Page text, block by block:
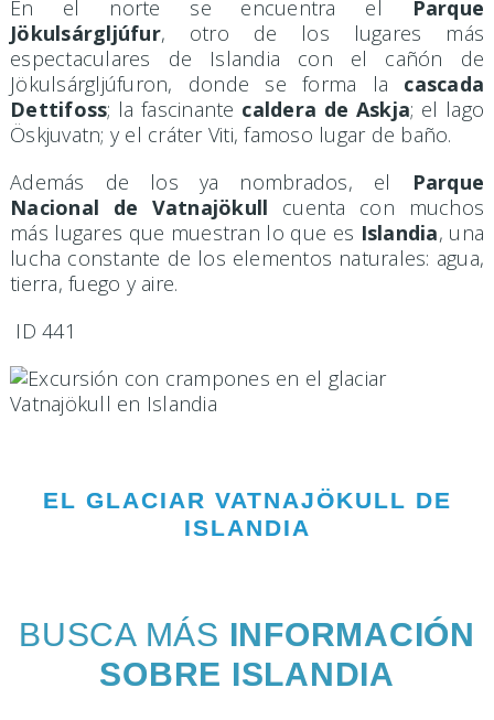
En el norte se encuentra el
Parque
Jökulsárgljúfur, otro de los lugares más
espectaculares de Islandia con el cañón de
Jökulsárgljúfuron, donde se forma la cascada
Dettifoss; la fascinante caldera de Askja; el lago
Öskjuvatn; y el cráter Viti, famoso lugar de baño.
Además de los ya nombrados, el
Parque
Nacional de Vatnajökull cuenta con muchos
más lugares que muestran lo que es Islandia, una
lucha constante de los elementos naturales: agua,
tierra, fuego y aire.
ID 441
EL GLACIAR VATNAJÖKULL DE
ISLANDIA
BUSCA MÁS INFORMACIÓN
SOBRE ISLANDIA